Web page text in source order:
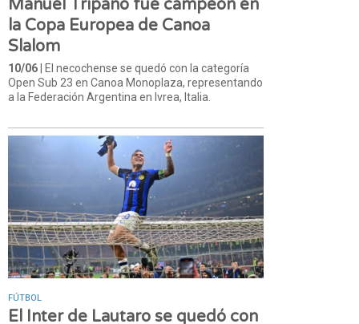
Manuel Trípano fue campeón en
la Copa Europea de Canoa
Slalom
10/06 | El necochense se quedó con la categoría
Open Sub 23 en Canoa Monoplaza, representando
a la Federación Argentina en Ivrea, Italia.
FÚTBOL
El Inter de Lautaro se quedó con